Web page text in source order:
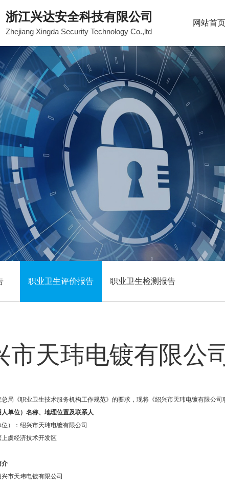
浙江兴达安全科技有限公司
Zhejiang Xingda Security Technology Co.,ltd
网站首页
职业卫生评价报告 职业卫生检测报告
市天玮电镀有限公
局《职业卫生技术服务机构工作规范》的要求，现将《绍兴市天玮电镀有限公司
单位）名称、地理位置及联系人
）：绍兴市天玮电镀有限公司
虞经济技术开发区
介
市天玮电镀有限公司